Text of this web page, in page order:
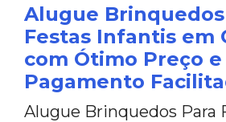
Alugue Brinquedos
Festas Infantis em
com Ótimo Preço e
Pagamento
Alugue Brinquedos Para